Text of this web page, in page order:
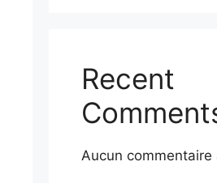
Recent
Aucun commentaire